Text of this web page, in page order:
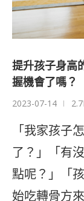
提升孩子身高
握機會了嗎？
2023-07-14
「我家孩子
了？」「有
點呢？」「
始吃轉骨方